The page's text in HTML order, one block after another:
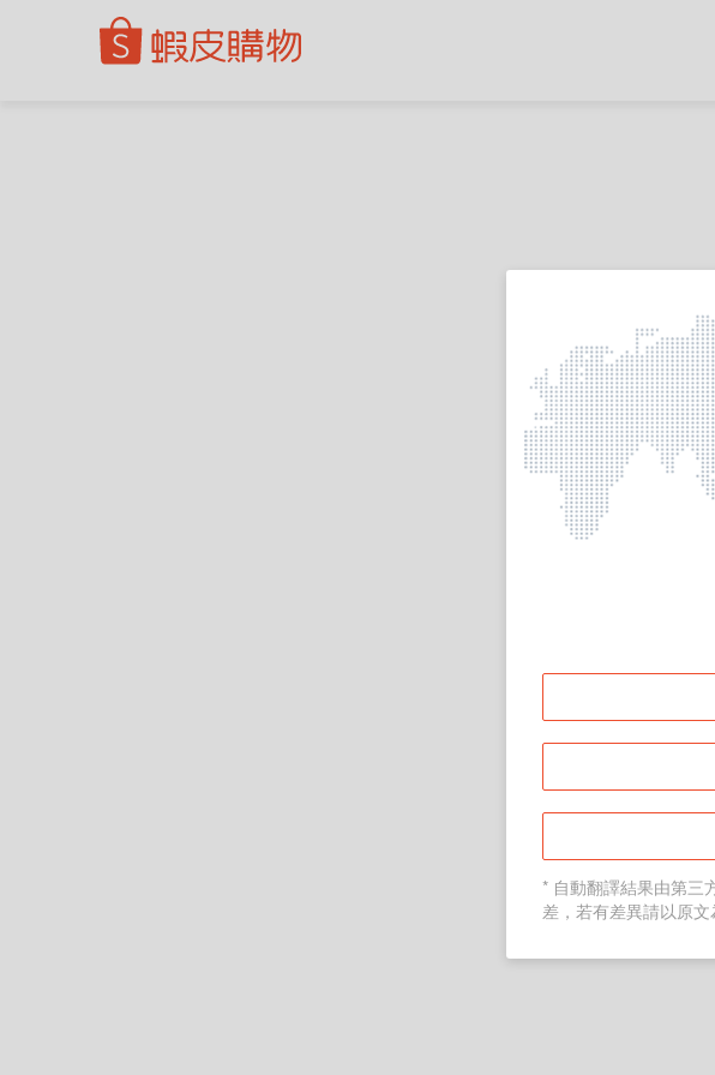
* 自動翻譯結果由第三
差，若有差異請以原文